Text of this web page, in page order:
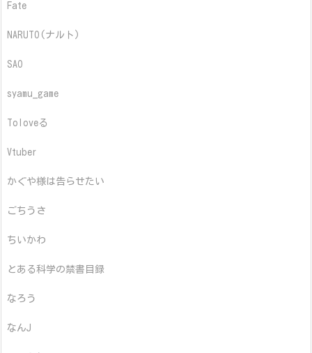
Fate
NARUTO(ナルト)
SAO
syamu_game
Toloveる
Vtuber
かぐや様は告らせたい
ごちうさ
ちいかわ
とある科学の禁書目録
なろう
なんJ